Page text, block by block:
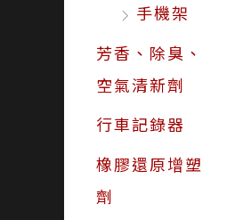
手機架
芳香、除臭、
空氣清新劑
行車記錄器
橡膠還原增塑
劑